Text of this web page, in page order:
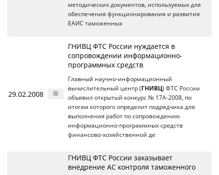
методических документов, используемых для
обеспечения функционирования и развития
ЕАИС таможенных
29.02.2008
ГНИВЦ ФТС России нуждается в
сопровождении информационно-
программных средств
Главный научно-информационный
вычислительный центр (ГНИВЦ) ФТС России
объявил открытый конкурс № 17А-2008, по
итогам которого определит подрядчика для
выполнения работ по сопровождению
информационно-программных средств
финансово-хозяйственной де
ГНИВЦ ФТС России заказывает
внедрение АС контроля таможенного